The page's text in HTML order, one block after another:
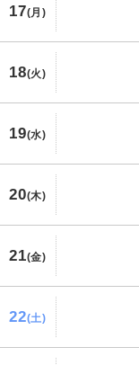
17(月)
18(火)
19(水)
20(木)
21(金)
22(土)